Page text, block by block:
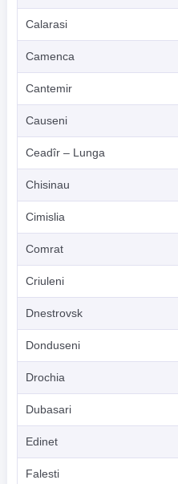
Calarasi
Camenca
Cantemir
Causeni
Ceadîr – Lunga
Chisinau
Cimislia
Comrat
Criuleni
Dnestrovsk
Donduseni
Drochia
Dubasari
Edinet
Falesti